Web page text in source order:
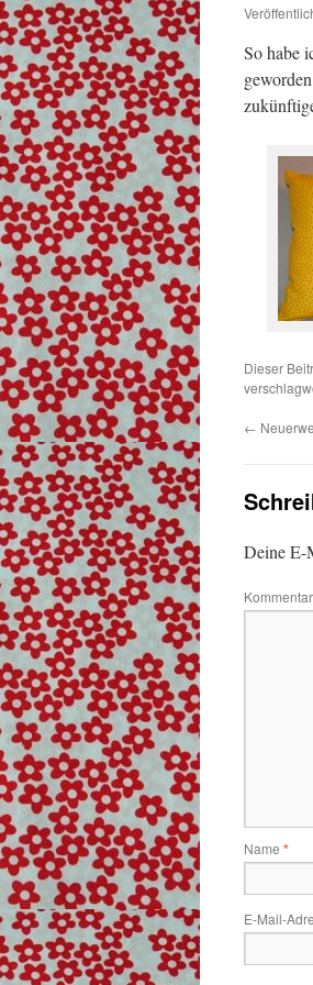
So habe
Dieser
←
Deine E-
Kommentar
Name *
E-Mail-